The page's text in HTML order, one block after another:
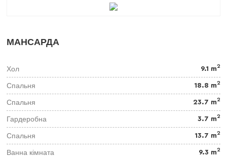
МАНСАРДА
Хол 9.1 m2
Спальня 18.8 m2
Спальня 23.7 m2
Гардеробна 3.7 m2
Спальня 13.7 m2
Ванна кімната 9.3 m2